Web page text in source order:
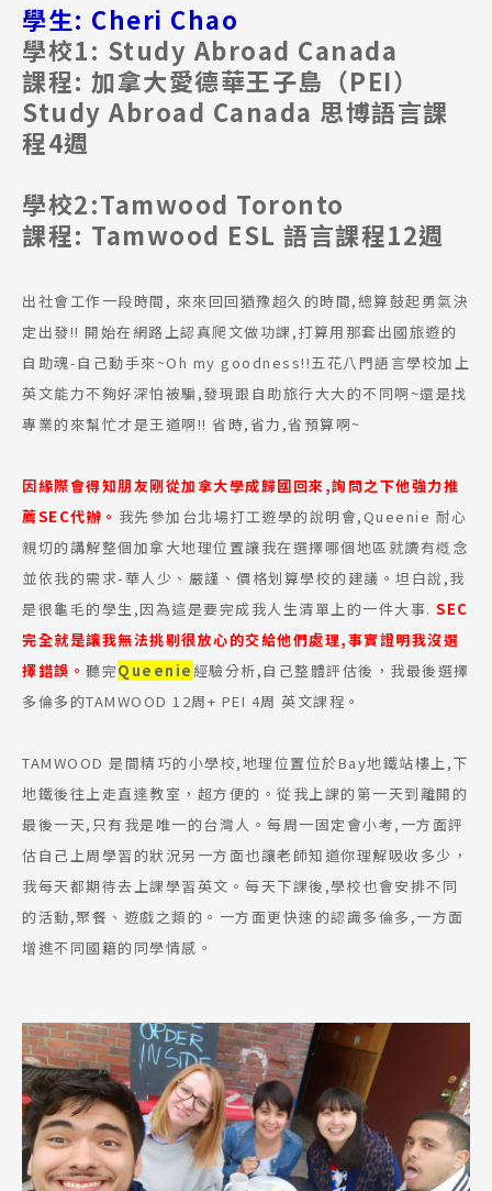
學生: Cheri Chao
學校1: Study Abroad Canada
課程: 加拿大愛德華王子島（PEI）
Study Abroad Canada 思博語言課
程4週
學校2:Tamwood Toronto
課程: Tamwood ESL 語言課程12週
出社會工作一段時間, 來來回回猶豫超久的時間,總算鼓起勇氣決
定出發!! 開始在網路上認真爬文做功課,打算用那套出國旅遊的
自助魂-自己動手來~Oh my goodness!!五花八門語言學校加上
英文能力不夠好深怕被騙,發現跟自助旅行大大的不同啊~還是找
專業的來幫忙才是王道啊!! 省時,省力,省預算啊~
因緣際會得知朋友剛從加拿大學成歸國回來,詢問之下他強力推
薦SEC代辦。 我先參加台北場打工遊學的說明會,Queenie 耐心
親切的講解整個加拿大地理位置讓我在選擇哪個地區就讀有槪念
並依我的需求-華人少、嚴謹、價格划算學校的建議。坦白說,我
是很龜毛的學生,因為這是要完成我人生清單上的一件大事. SEC
完全就是讓我無法挑剔很放心的交給他們處理,事實證明我沒選
擇錯誤。 聽完Queenie 經驗分析,自己整體評估後，我最後選擇
多倫多的TAMWOOD 12周+ PEI 4周 英文課程。
TAMWOOD 是間精巧的小學校,地理位置位於Bay地鐵站樓上,下
地鐵後往上走直達教室，超方便的。從我上課的第一天到離開的
最後一天,只有我是唯一的台灣人。每周一固定會小考,一方面評
估自己上周學習的狀況另一方面也讓老師知道你理解吸收多少，
我每天都期待去上課學習英文。每天下課後,學校也會安排不同
的活動,聚餐、遊戲之類的。一方面更快速的認識多倫多,一方面
增進不同國籍的同學情感。